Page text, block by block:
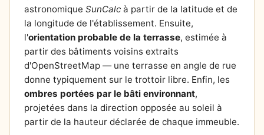
astronomique SunCalc à partir de la latitude et de
la longitude de l'établissement. Ensuite,
l'orientation probable de la terrasse, estimée à
partir des bâtiments voisins extraits
d'OpenStreetMap — une terrasse en angle de rue
donne typiquement sur le trottoir libre. Enfin, les
ombres portées par le bâti environnant,
projetées dans la direction opposée au soleil à
partir de la hauteur déclarée de chaque immeuble.